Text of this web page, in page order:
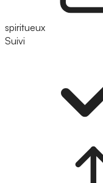
spiritueux
Suivi